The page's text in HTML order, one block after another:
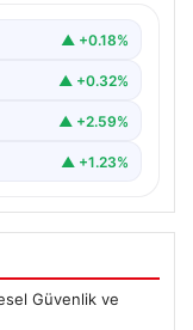
"Son dönemde
▲ +0.18%
▲ +0.32%
▲ +2.59%
▲ +1.23%
Güvenlik ve